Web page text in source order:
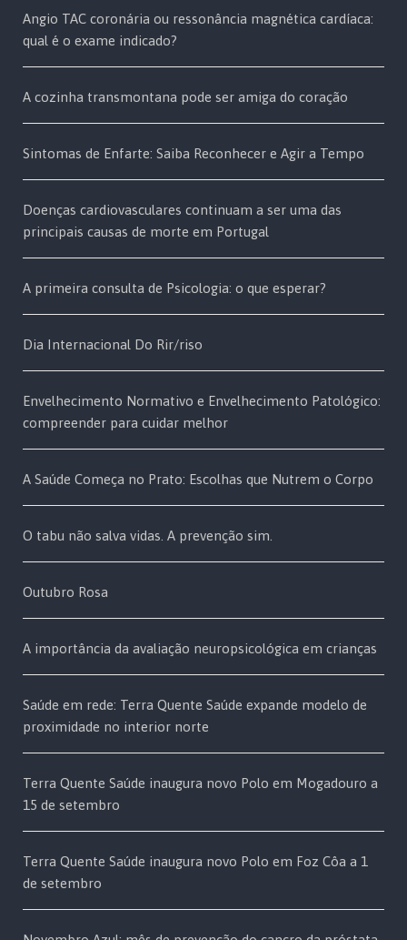
Angio TAC coronária ou ressonância magnética cardíaca:
qual é o exame indicado?
A cozinha transmontana pode ser amiga do coração
Sintomas de Enfarte: Saiba Reconhecer e Agir a Tempo
Doenças cardiovasculares continuam a ser uma das
principais causas de morte em Portugal
A primeira consulta de Psicologia: o que esperar?
Dia Internacional Do Rir/riso
Envelhecimento Normativo e Envelhecimento Patológico:
compreender para cuidar melhor
A Saúde Começa no Prato: Escolhas que Nutrem o Corpo
O tabu não salva vidas. A prevenção sim.
Outubro Rosa
A importância da avaliação neuropsicológica em crianças
Saúde em rede: Terra Quente Saúde expande modelo de
proximidade no interior norte
Terra Quente Saúde inaugura novo Polo em Mogadouro a
15 de setembro
Terra Quente Saúde inaugura novo Polo em Foz Côa a 1
de setembro